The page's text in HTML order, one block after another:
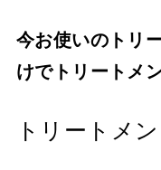
今お使いのトリ
けでトリートメ
トリートメ